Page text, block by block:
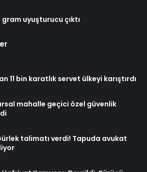
uyuşturucu çıktı
11 bin karatlık servet ülkeyi karıştırdı
mahalle geçici özel güvenlik
talimatı verdi! Tapuda avukat